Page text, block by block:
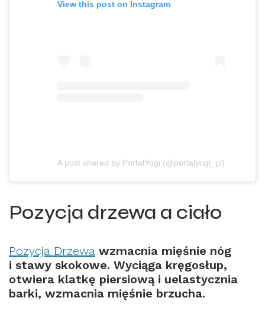
View this post on Instagram
A post shared by PortalYogi (@portalyogi_pl)
Pozycja drzewa a ciało
Pozycja Drzewa wzmacnia mięśnie nóg
i stawy skokowe. Wyciąga kręgosłup,
otwiera klatkę piersiową i uelastycznia
barki, wzmacnia mięśnie brzucha.